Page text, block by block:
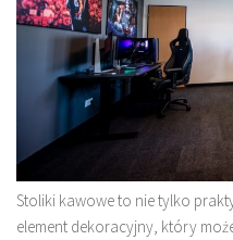
Stoliki kawowe to nie tylko
element dekoracyjny, który